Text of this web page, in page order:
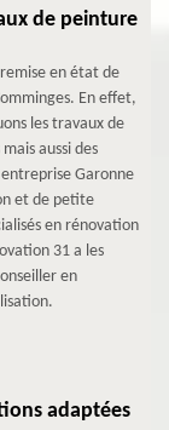
de peinture
en état de
En effet,
les travaux de
aussi des
Garonne
et de petite
en rénovation
31 a les
en
adaptées